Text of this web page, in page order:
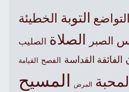
التوبة الخطيئة
الصبر الصلاة الصليب
القداسة الفصح القيامة
المرض المسيح